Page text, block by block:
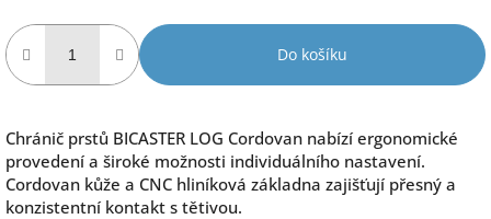
Do košíku
Chránič prstů BICASTER LOG Cordovan nabízí ergonomické
provedení a široké možnosti individuálního nastavení.
Cordovan kůže a CNC hliníková základna zajišťují přesný a
konzistentní kontakt s tětivou.